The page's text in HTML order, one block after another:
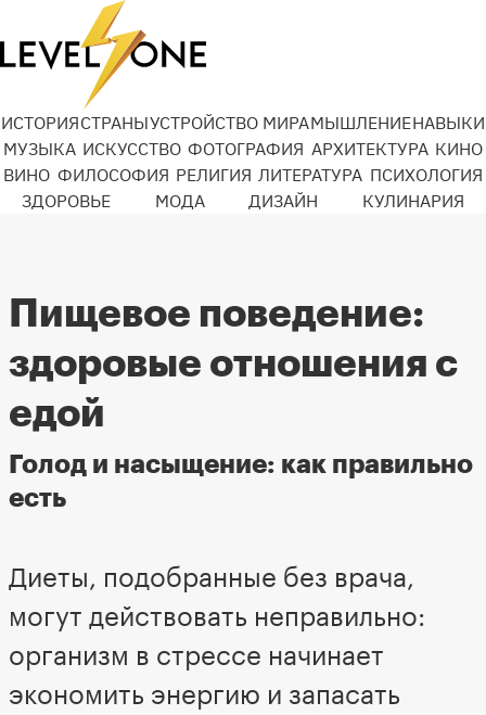
ИСТОРИЯСТРАНЫУСТРОЙСТВО МИРАМЫШЛЕНИЕНАВЫКИ
МУЗЫКА ИСКУССТВО ФОТОГРАФИЯ АРХИТЕКТУРА КИНО
ВИНО ФИЛОСОФИЯ РЕЛИГИЯ ЛИТЕРАТУРА ПСИХОЛОГИЯ
ЗДОРОВЬЕ
МОДА ДИЗАЙН КУЛИНАРИЯ
Пищевое поведение:
здоровые отношения с
едой
Голод и насыщение: как правильно
есть
Диеты, подобранные без врача,
могут действовать неправильно:
организм в стрессе начинает
экономить энергию и запасать